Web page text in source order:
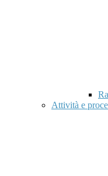
Attività e